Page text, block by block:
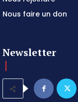
Nous faire un don
Newsletter